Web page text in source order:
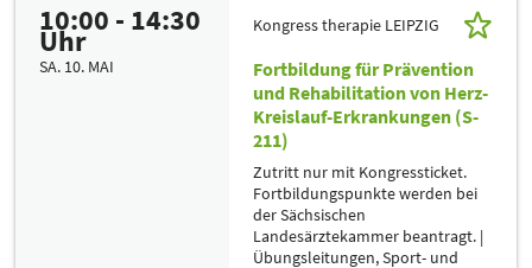
10:00 - 14:30
Uhr
SA. 10. MAI
Kongress therapie LEIPZIG
Fortbildung für Prävention
und Rehabilitation von Herz-
Kreislauf-Erkrankungen (S-
211)
Zutritt nur mit Kongressticket.
Fortbildungspunkte werden bei
der Sächsischen
Landesärztekammer beantragt. |
Übungsleitungen, Sport- und